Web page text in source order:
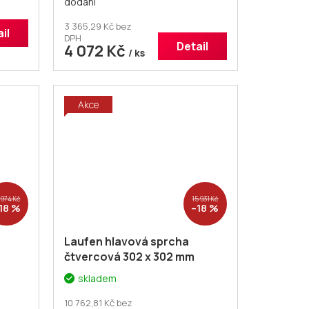
5% kód: KOUPELNA
3 365,29 Kč bez
DPH
4 072 Kč / ks Detail
974 Kč
%
Akce
15 931 Kč
–18 %
Laufen hlavová sprcha
čtvercová 302 x 302 mm
skladem
10 762,81 Kč bez